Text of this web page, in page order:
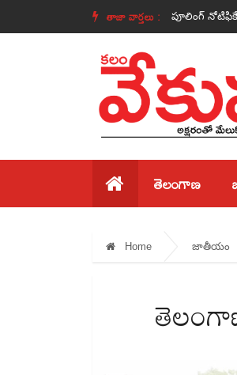
తాజా వార్తలు :
సర్వం సిద్ధం…! |ల్యాండ్ పూలింగ్ నోటిఫికేషన్
తెలంగాణ
Home జాతీయం